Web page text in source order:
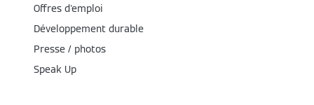
Offres d'emploi
Développement durable
Presse / photos
Speak Up